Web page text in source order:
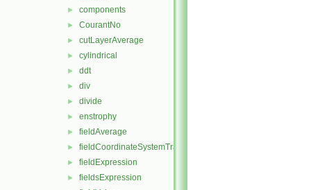
► components
► CourantNo
► cutLayerAverage
► cylindrical
► ddt
► div
► divide
► enstrophy
► fieldAverage
► fieldCoordinateSystemTransform
► fieldExpression
► fieldsExpression